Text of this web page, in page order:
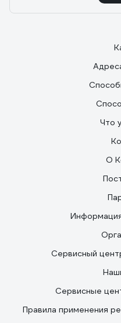
Что
О
Сервисный
Сервисные
Правила применения